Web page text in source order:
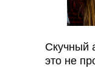
Скучный
это не